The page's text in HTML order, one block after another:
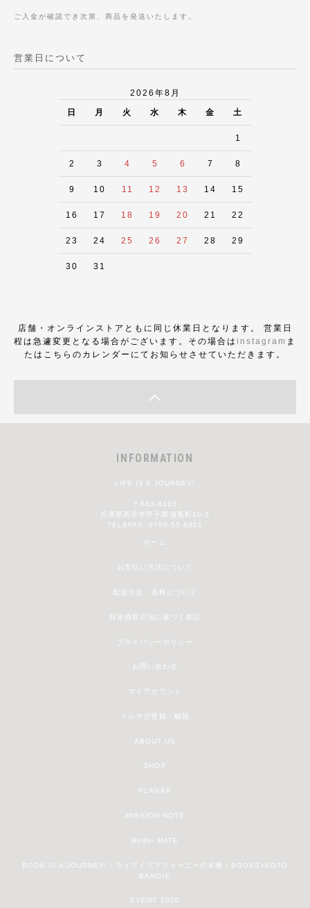
ご入金が確認でき次第、商品を発送いたします。
営業日について
2026年8月
日 月 火 水 木 金 土
1
2 3 4 5 6 7 8
9 10 11 12 13 14 15
16 17 18 19 20 21 22
23 24 25 26 27 28 29
30 31
店舗・オンラインストアともに同じ休業日となります。 営業日
程は急遽変更となる場合がございます。その場合は instagram ま
たはこちらのカレンダーにてお知らせさせていただきます。
INFORMATION
LIFE IS A JOURNEY!
〒663-8165
兵庫県西宮市甲子園浦風町10-3
TEL&FAX: 0798-55-8901
ホーム
お支払い方法について
配送方法・送料について
特定商取引法に基づく表記
プライバシーポリシー
お問い合わせ
マイアカウント
メルマガ登録・解除
ABOUT US
SHOP
PLANAR
MISSION NOTE
Bodhi MATE
BOOK IS A JOURNEY! / ライフイズアジャーニーの本棚 / BOOKS+KOTO
BANOIE
EVENT 2020